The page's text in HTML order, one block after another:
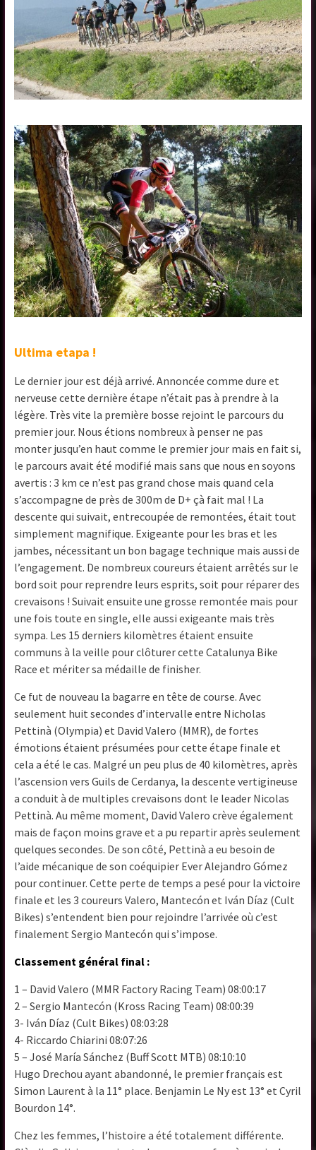
Ultima etapa !
Le dernier jour est déjà arrivé. Annoncée comme dure et
nerveuse cette dernière étape n’était pas à prendre à la
légère. Très vite la première bosse rejoint le parcours du
premier jour. Nous étions nombreux à penser ne pas
monter jusqu’en haut comme le premier jour mais en fait si,
le parcours avait été modifié mais sans que nous en soyons
avertis : 3 km ce n’est pas grand chose mais quand cela
s’accompagne de près de 300m de D+ çà fait mal ! La
descente qui suivait, entrecoupée de remontées, était tout
simplement magnifique. Exigeante pour les bras et les
jambes, nécessitant un bon bagage technique mais aussi de
l’engagement. De nombreux coureurs étaient arrêtés sur le
bord soit pour reprendre leurs esprits, soit pour réparer des
crevaisons ! Suivait ensuite une grosse remontée mais pour
une fois toute en single, elle aussi exigeante mais très
sympa. Les 15 derniers kilomètres étaient ensuite
communs à la veille pour clôturer cette Catalunya Bike
Race et mériter sa médaille de finisher.
Ce fut de nouveau la bagarre en tête de course. Avec
seulement huit secondes d’intervalle entre Nicholas
Pettinà (Olympia) et David Valero (MMR), de fortes
émotions étaient présumées pour cette étape finale et
cela a été le cas. Malgré un peu plus de 40 kilomètres, après
l’ascension vers Guils de Cerdanya, la descente vertigineuse
a conduit à de multiples crevaisons dont le leader Nicolas
Pettinà. Au même moment, David Valero crève également
mais de façon moins grave et a pu repartir après seulement
quelques secondes. De son côté, Pettinà a eu besoin de
l’aide mécanique de son coéquipier Ever Alejandro Gómez
pour continuer. Cette perte de temps a pesé pour la victoire
finale et les 3 coureurs Valero, Mantecón et Iván Díaz (Cult
Bikes) s’entendent bien pour rejoindre l’arrivée où c’est
finalement Sergio Mantecón qui s’impose.
Classement général final :
1 – David Valero (MMR Factory Racing Team) 08:00:17
2 – Sergio Mantecón (Kross Racing Team) 08:00:39
3- Iván Díaz (Cult Bikes) 08:03:28
4- Riccardo Chiarini 08:07:26
5 – José María Sánchez (Buff Scott MTB) 08:10:10
Hugo Drechou ayant abandonné, le premier français est
Simon Laurent à la 11° place. Benjamin Le Ny est 13° et Cyril
Bourdon 14°.
Chez les femmes, l’histoire a été totalement différente.